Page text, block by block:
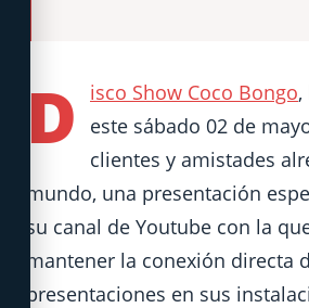
D isco Show Coco Bongo
este sábado 02 de
clientes y amistades
mundo, una presentación
su canal de Youtube con la
mantener la conexión directa
presentaciones en sus